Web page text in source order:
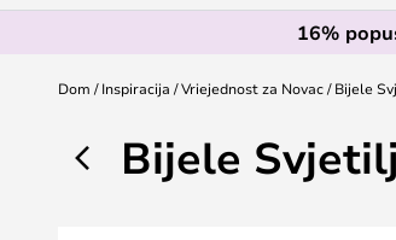
16%
Dom Inspiracija Vriejednost za Novac Bijele
Bijele